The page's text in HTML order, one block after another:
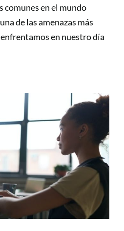
comunes en el mundo
de las amenazas más
en nuestro día